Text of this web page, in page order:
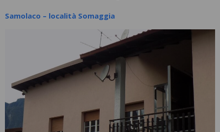
Samolaco – località Somaggia